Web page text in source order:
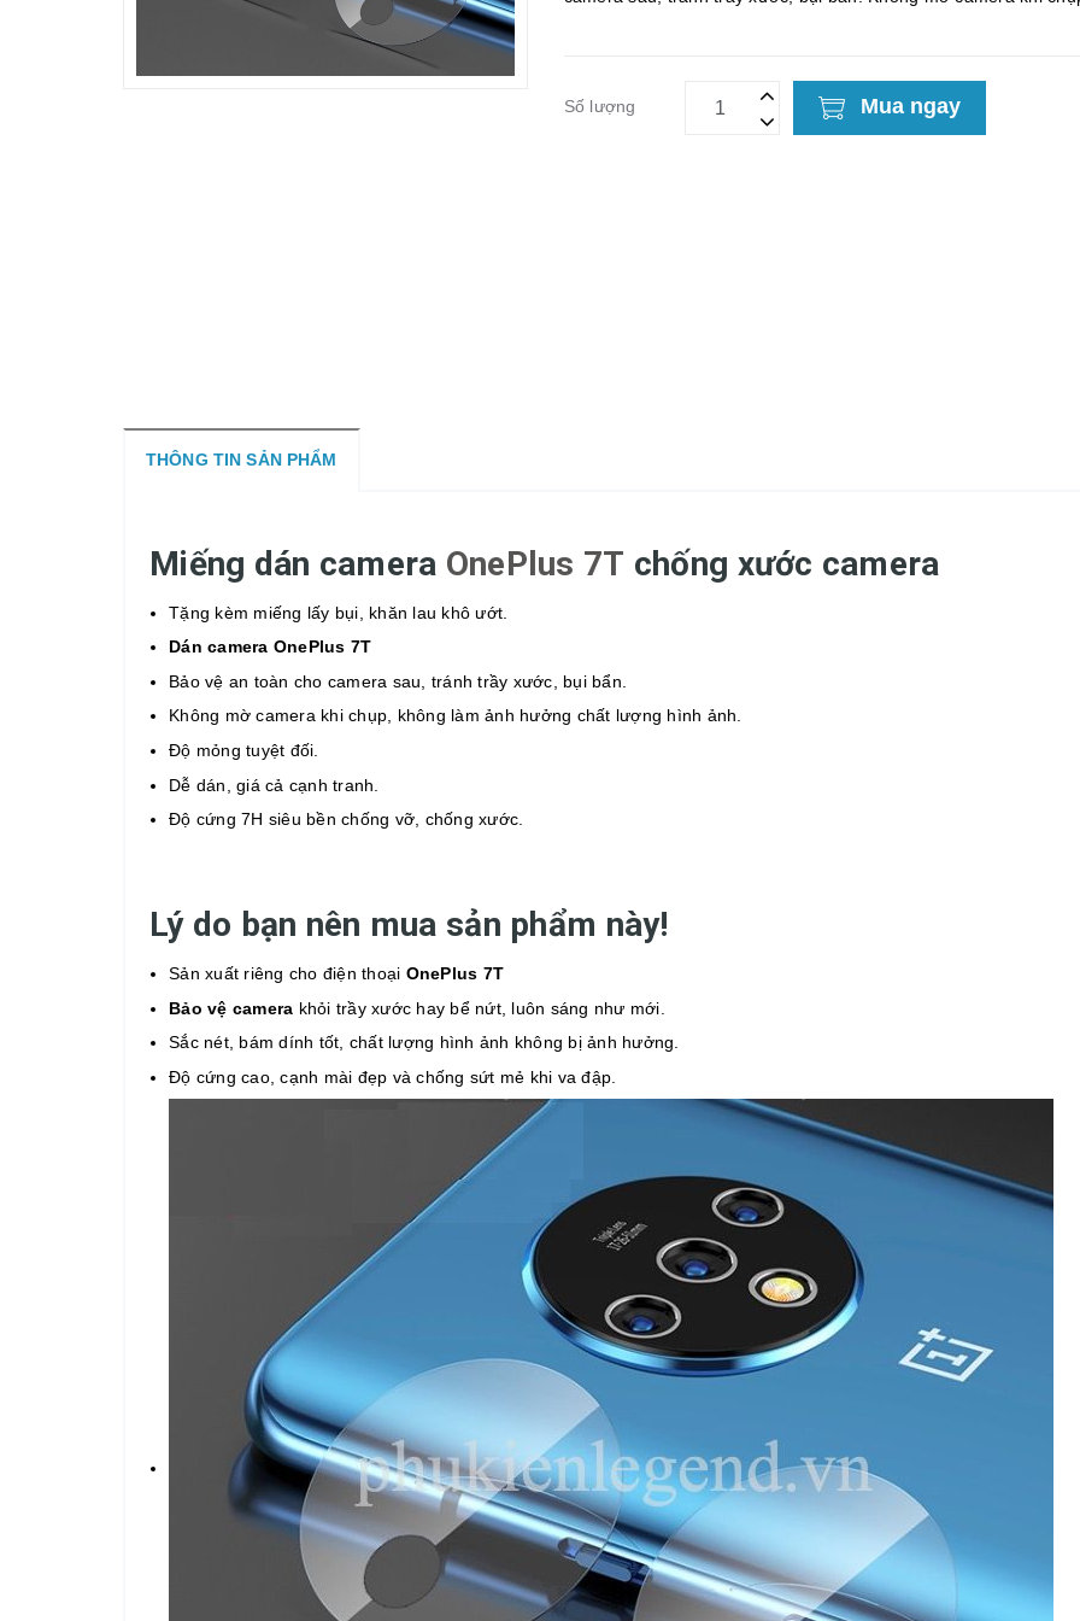
Số lượng Mua ngay
THÔNG TIN SẢN PHẨM
Miếng dán camera OnePlus 7T chống xước camera
Tặng kèm miếng lấy bụi, khăn lau khô ướt.
Dán camera OnePlus 7T
Bảo vệ an toàn cho camera sau, tránh trầy xước, bụi bẩn.
Không mờ camera khi chụp, không làm ảnh hưởng chất lượng hình ảnh.
Độ mỏng tuyệt đối.
Dễ dán, giá cả cạnh tranh.
Độ cứng 7H siêu bền chống vỡ, chống xước.
Lý do bạn nên mua sản phẩm này!
Sản xuất riêng cho điện thoại OnePlus 7T
Bảo vệ camera khỏi trầy xước hay bể nứt, luôn sáng như mới.
Sắc nét, bám dính tốt, chất lượng hình ảnh không bị ảnh hưởng.
Độ cứng cao, cạnh mài đẹp và chống sứt mẻ khi va đập.